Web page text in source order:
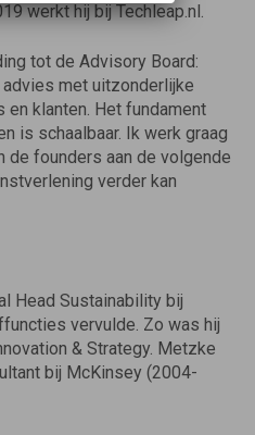
werkt hij bij Techleap.nl.
tot de Advisory Board:
met uitzonderlijke
en klanten. Het fundament
is schaalbaar. Ik werk graag
de founders aan de volgende
verder kan
Head Sustainability bij
vervulde. Zo was hij
& Strategy. Metzke
bij McKinsey (2004-